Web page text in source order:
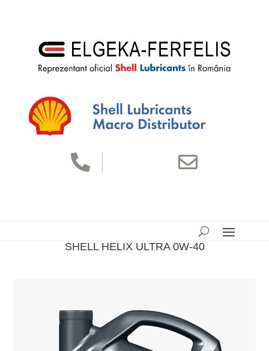
 
SHELL HELIX ULTRA 0W-40